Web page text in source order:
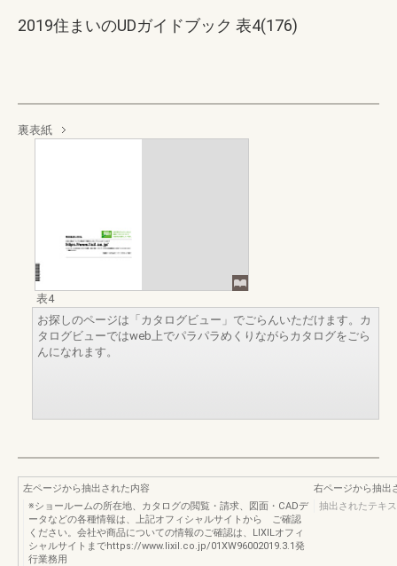
2019住まいのUDガイドブック 表4(176)
裏表紙
表4
お探しのページは「カタログビュー」でごらんいただけます。カ
タログビューではweb上でパラパラめくりながらカタログをごら
んになれます。
左ページから抽出された内容
※ショールームの所在地、カタログの閲覧・請求、図面・CADデ
ータなどの各種情報は、上記オフィシャルサイトから ご確認
ください。会社や商品についての情報のご確認は、LIXILオフィ
シャルサイトまでhttps://www.lixil.co.jp/01XW96002019.3.1発
行業務用
右ページから抽出
抽出されたテキ